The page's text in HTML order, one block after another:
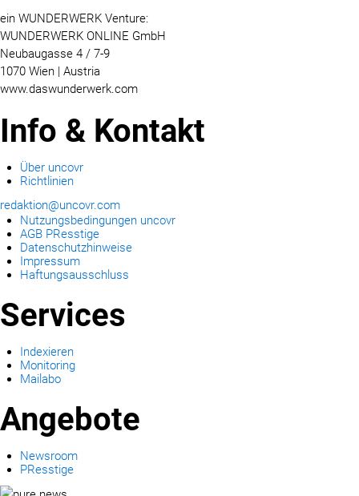
ein WUNDERWERK Venture:
WUNDERWERK ONLINE GmbH
Neubaugasse 4 / 7-9
1070 Wien | Austria
www.daswunderwerk.com
Info & Kontakt
Über uncovr
Richtlinien
redaktion@uncovr.com
Nutzungsbedingungen uncovr
AGB PResstige
Datenschutzhinweise
Impressum
Haftungsausschluss
Services
Indexieren
Monitoring
Mailabo
Angebote
Newsroom
PResstige